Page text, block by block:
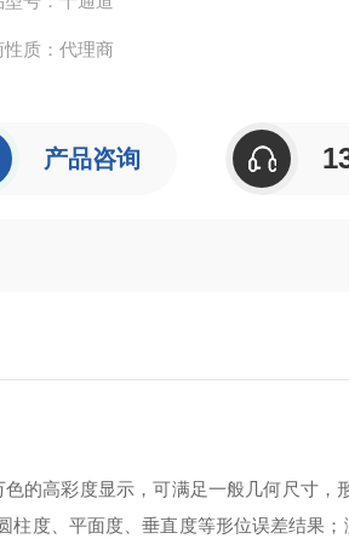
性质：代理商
产品咨询
的高彩度显示，可满足一般几何尺寸
柱度、平面度、垂直度等形位误差结果